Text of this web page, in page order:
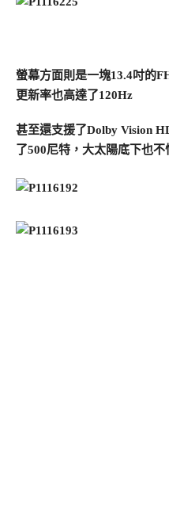
螢幕方面則是一塊13.4吋的
更新率也高達了120Hz
甚至還支援了Dolby Vision
了500尼特，大太陽底下也不